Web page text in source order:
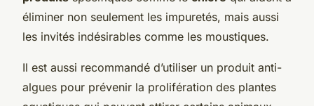
éliminer non seulement les impuretés, mais aussi
les invités indésirables comme les moustiques.
Il est aussi recommandé d’utiliser un produit anti-
algues pour prévenir la prolifération des plantes